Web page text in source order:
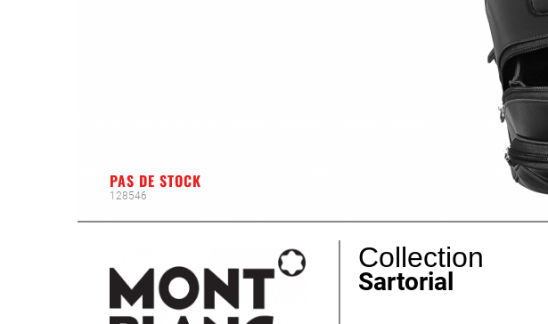
PAS DE STOCK
128546
Collection
Sartorial